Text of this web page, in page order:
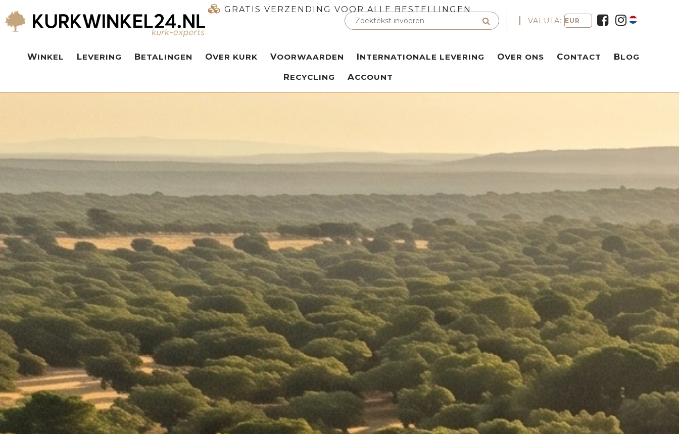
GRATIS VERZENDING VOOR ALLE BESTELLINGEN
VALUTA:
WINKEL LEVERING BETALINGEN OVER KURK VOORWAARDEN INTERNATIONALE LEVERING OVER ONS CONTACT BLOG
RECYCLING ACCOUNT